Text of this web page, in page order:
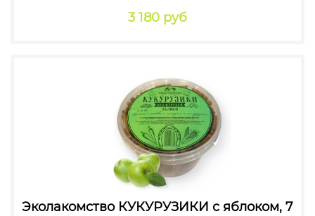
3 180 руб
Эколакомство КУКУРУЗИКИ с яблоком, 7